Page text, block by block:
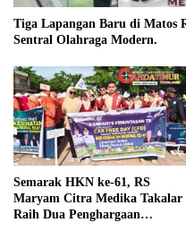
Tiga Lapangan Baru di Matos
Sentral Olahraga Modern.
Semarak HKN ke-61, RS
Maryam Citra Medika Takalar
Raih Dua Penghargaan